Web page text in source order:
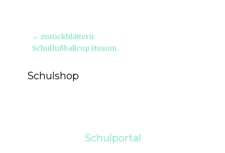
Beitragsnavigation
← zurückblättern
Vorheriger
Schulfußballcup Husum
Schulshop
Schulportal